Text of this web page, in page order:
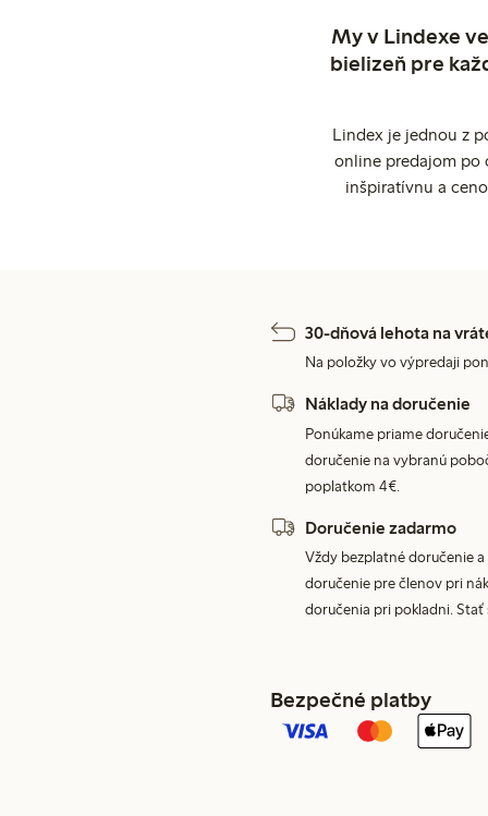
My v Lindexe
bielizeň pre
Lindex je jednou z
online predajom po
inšpiratívnu a
30-dňová lehota na
Na položky vo výpredaji
Náklady na doručenie
Ponúkame priame
doručenie na vybranú
poplatkom 4€.
Doručenie zadarmo
Vždy bezplatné doručenie
doručenie pre členov pri
doručenia pri pokladni.
Bezpečné platby